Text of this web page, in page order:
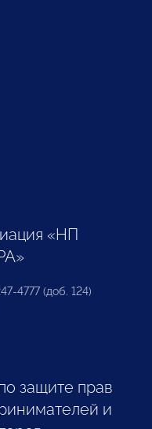
«НП
4777 (доб. 124)
защите прав
и